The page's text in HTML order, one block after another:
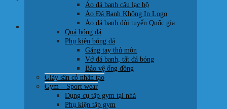
0707 22 77 93
Chưa có sản phẩm trong giỏ hàng.
Quay trở lại cửa hàng
Áo đá banh câu lạc bộ
Áo Đá Banh Không In Logo
Áo đá banh đội tuyển Quốc gia
Quả bóng đá
Phụ kiện bóng đá
Găng tay thủ môn
Vớ đá banh, tất đá bóng
Bảo vệ ống đồng
Giày sân cỏ nhân tạo
Gym – Sport wear
Dụng cụ tập gym tại nhà
Phụ kiện tập gym